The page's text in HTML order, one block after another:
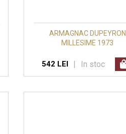
ARMAGNAC DUPEYRON
MILLESIME 1973
542 LEI | In stoc